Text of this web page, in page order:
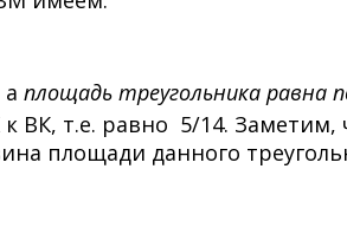
а площадь треугольника равна
т.е. равно 5/14. Заметим,
площади данного